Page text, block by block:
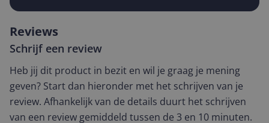
Reviews
Schrijf een review
Heb jij dit product in bezit en wil je graag je mening
geven? Start dan hieronder met het schrijven van je
review. Afhankelijk van de details duurt het schrijven
van een review gemiddeld tussen de 3 en 10 minuten.